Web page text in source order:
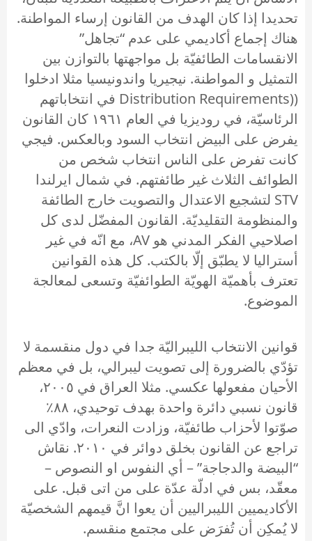
تحديدا إذا كان الهدف من القانون إرساء المواطنة.
هناك إجماع أكاديمي على عدم “تجاهل”
الانقسامات الطائفيّة بل مواجهتها بالتوازن بين
التمثيل و المواطنة. نيجيريا واندونيسيا مثلا ادخلوا
((Distribution Requirements في انتخاباتهم
الرئاسيّة، في روديزيا في العام ١٩٦١ كان القانون
يفرض على البيض انتخاب السود وبالعكس. فيجي
كانت تفرض على الناس انتخاب شخص من
الطوائف الثلاث غير طائفتهم. في شمال ايرلندا
STV لتشجيع الاعتدال والتصويت خارج الطائفة
والمنظومة التقليديّة. القانون المفضّل لدى كل
اصلاحيي الفكر المدني هو AV، مع انّه في غير
أستراليا لا يطبّق إلّا بالكتب. كل هذه القوانين
تعترف بأهميّة الهويّة الطوائفيّة وتسعى لمعالجة
الموضوع.
قوانين الانتخاب الليبراليّة جدا في دول منقسمة لا
تؤدّي بالضرورة إلى تصويت ليبرالي، بل في معظم
الأحيان مفعولها عكسي. مثلا العراق في ٢٠٠٥،
قانون نسبي دائرة واحدة بهدف توحيدي، ٨٨٪
صوّتوا لأحزاب طائفيّة، وزادت النعرات، وادّي الى
تراجع عن القانون بخلق دوائر في ٢٠١٠. نقاش
“البيضة والدجاجة” – أي النفوس او النصوص –
معقّد، بس في ادلّة عدّة على من اتى قبل. على
الأكاديميين الليبراليين أن يعوا انَّ قيمهم الشخصيّة
لا يُمكِن أن تُفرَض على مجتمع منقسم.